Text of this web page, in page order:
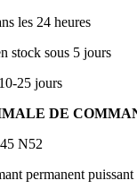
les 24 heures
stock sous 5 jours
10-25 jours
DE
N52
permanent puissant